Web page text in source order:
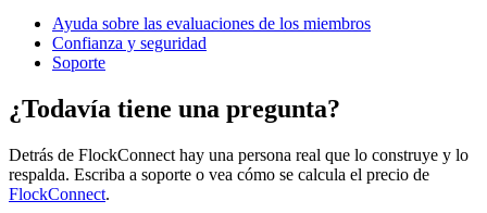
Ayuda sobre las evaluaciones de los miembros
Confianza y seguridad
Soporte
¿Todavía tiene una pregunta?
Detrás de FlockConnect hay una persona real que lo construye y lo
respalda. Escriba a soporte o vea cómo se calcula el precio de
FlockConnect.